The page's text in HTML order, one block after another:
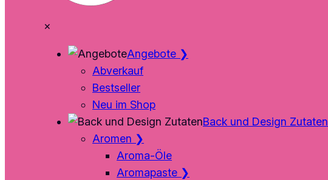
×
Angebote ❯
Abverkauf
Bestseller
Neu im Shop
Back und Design Zutaten
Aromen ❯
Aroma-Öle
Aromapaste ❯